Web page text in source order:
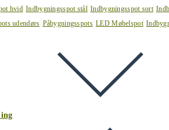
hvid Indbygningsspot stål Indbygningsspot sort
udendørs Påbygningsspots LED Møbelspot